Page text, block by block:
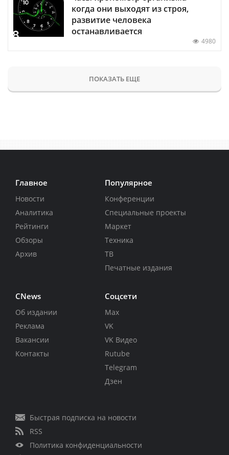
когда они выходят из строя,
развитие человека
останавливается
4980
ПОКАЗАТЬ ЕЩЕ
Главное
Новости
Аналитика
Рейтинги
Обзоры
Архив
Популярное
Конференции
Специальные проекты
Маркет
Техника
ТВ
Печатные издания
CNews
Об издании
Реклама
Вакансии
Контакты
Соцсети
Max
VK
VK Видео
Rutube
Telegram
Дзен
Быстрая подписка на новости
RSS
Политика конфиденциальности